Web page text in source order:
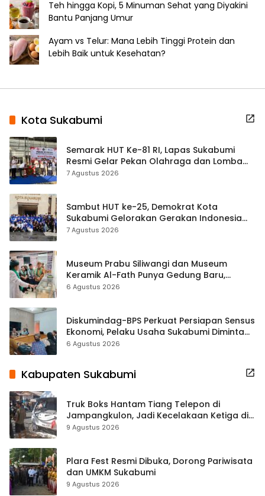
Teh hingga Kopi, 5 Minuman Sehat yang Diyakini
Bantu Panjang Umur
Ayam vs Telur: Mana Lebih Tinggi Protein dan
Lebih Baik untuk Kesehatan?
Kota Sukabumi
Semarak HUT Ke-81 RI, Lapas Sukabumi
Resmi Gelar Pekan Olahraga dan Lomba
Tradisional
7 Agustus 2026
Sambut HUT ke-25, Demokrat Kota
Sukabumi Gelorakan Gerakan Indonesia
ASRI Lewat Aksi Bersih Masjid Agung
7 Agustus 2026
Museum Prabu Siliwangi dan Museum
Keramik Al-Fath Punya Gedung Baru,
Hampir 500 Koleksi Dipisahkan
6 Agustus 2026
Diskumindag-BPS Perkuat Persiapan Sensus
Ekonomi, Pelaku Usaha Sukabumi Diminta
Terbuka Beri Data
6 Agustus 2026
Kabupaten Sukabumi
Truk Boks Hantam Tiang Telepon di
Jampangkulon, Jadi Kecelakaan Ketiga di
Titik yang Sama
9 Agustus 2026
Plara Fest Resmi Dibuka, Dorong Pariwisata
dan UMKM Sukabumi
9 Agustus 2026